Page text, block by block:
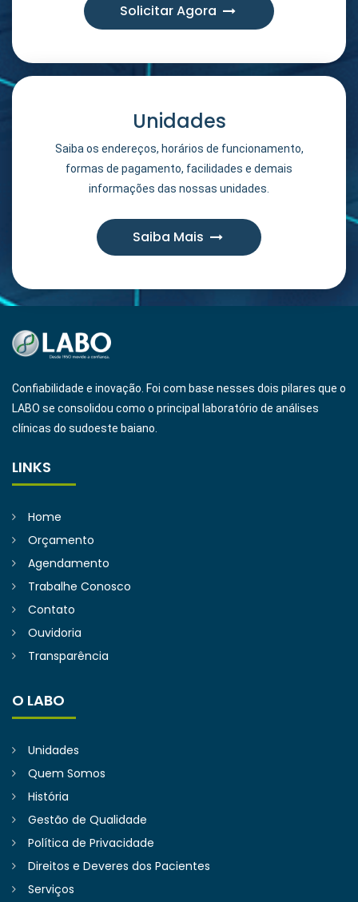
Solicitar Agora
Unidades
Saiba os endereços, horários de funcionamento,
formas de pagamento, facilidades e demais
informações das nossas unidades.
Saiba Mais
Confiabilidade e inovação. Foi com base nesses dois pilares que o
LABO se consolidou como o principal laboratório de análises
clínicas do sudoeste baiano.
LINKS
Home
Orçamento
Agendamento
Trabalhe Conosco
Contato
Ouvidoria
Transparência
O LABO
Unidades
Quem Somos
História
Gestão de Qualidade
Política de Privacidade
Direitos e Deveres dos Pacientes
Serviços